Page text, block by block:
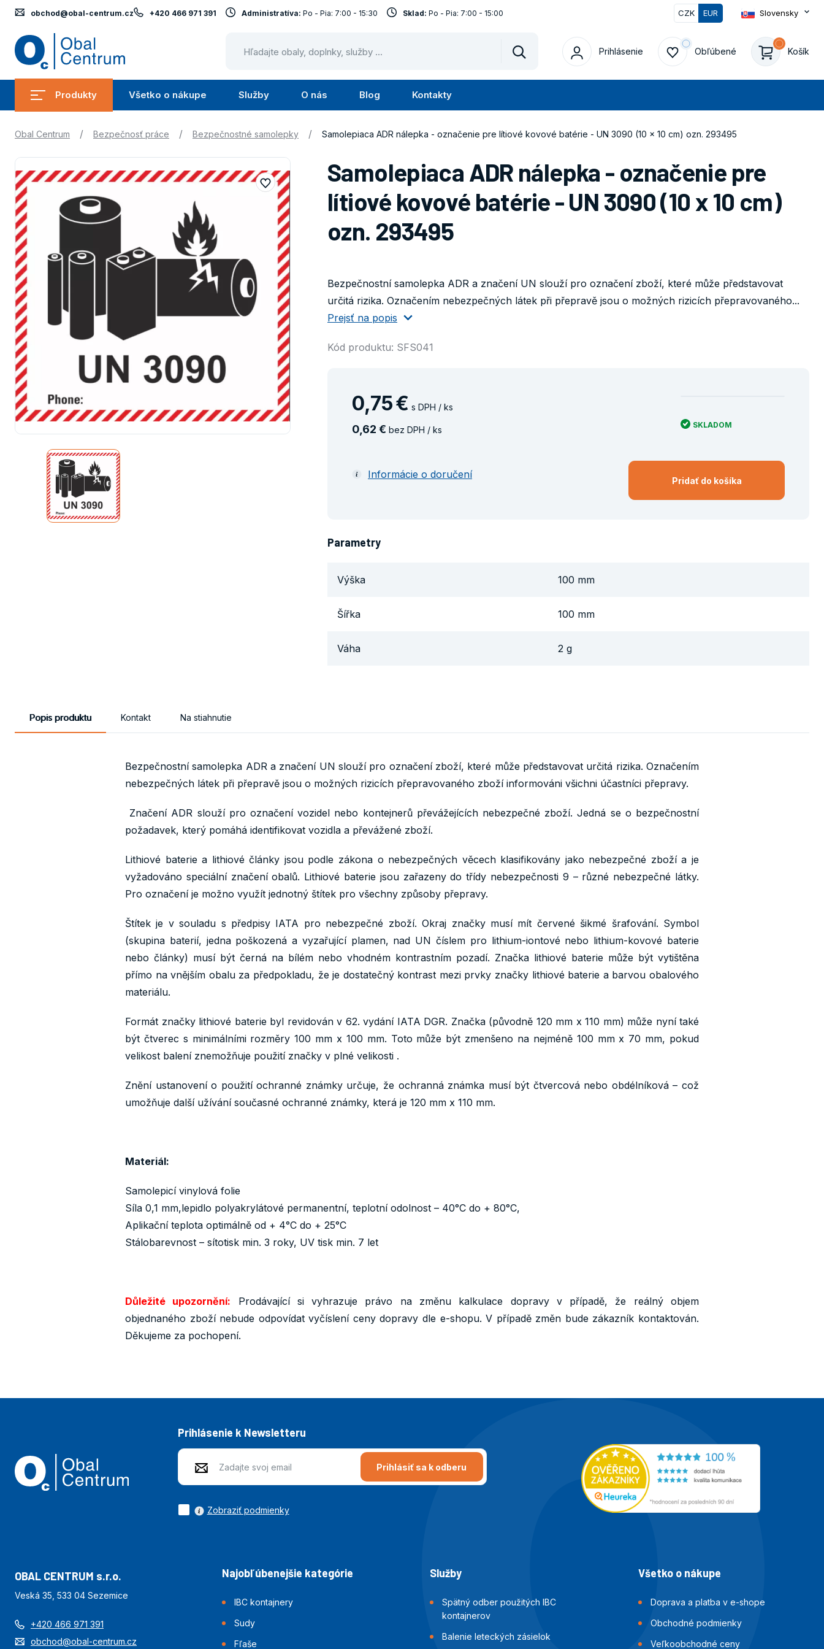
CZK EUR Slovensky
Vyhledat
Prihlásenie Obľúbené Košík
Produkty
Submenu
Produkty
Všetko o nákupe
Submenu
Všetko
Služby
Submenu
Služby
O nás
Submenu
O
Blog Kontakty
obchod@obal-centrum.cz +420 466 971 391 Administratíva: Po - Pia: 7:00 - 15:30 Sklad: Po - Pia: 7:00 - 15:00
Obal Centrum / Bezpečnosť práce / Bezpečnostné samolepky / Samolepiaca ADR nálepka - označenie pre lítiové kovové batérie - UN 3090 (10 x 10 cm) ozn. 293495
Samolepiaca ADR nálepka - označenie pre
lítiové kovové batérie - UN 3090 (10 x 10 cm)
ozn. 293495
Bezpečnostní samolepka ADR a značení UN slouží pro označení zboží, které může představovat
určitá rizika. Označením nebezpečných látek při přepravě jsou o možných rizicích přepravovaného...
Prejsť na popis
Kód produktu: SFS041
0,75€ s DPH / ks
0 62 € bez DPH / ks SKLADOM
Informácie o doručení Pridať do košíka
Parametry
Výška 100 mm
Šířka 100 mm
Váha 2 g
Popis produktu Kontakt Na stiahnutie
Bezpečnostní samolepka ADR a značení UN slouží pro označení zboží, které může představovat určitá rizika. Označením
nebezpečných látek při přepravě jsou o možných rizicích přepravovaného zboží informováni všichni účastníci přepravy.
Značení ADR slouží pro označení vozidel nebo kontejnerů převážejících nebezpečné zboží. Jedná se o bezpečnostní
požadavek, který pomáhá identifikovat vozidla a převážené zboží.
Lithiové baterie a lithiové články jsou podle zákona o nebezpečných věcech klasifikovány jako nebezpečné zboží a je
vyžadováno speciální značení obalů. Lithiové baterie jsou zařazeny do třídy nebezpečnosti 9 – různé nebezpečné látky.
Pro označení je možno využít jednotný štítek pro všechny způsoby přepravy.
Štítek je v souladu s předpisy IATA pro nebezpečné zboží. Okraj značky musí mít červené šikmé šrafování. Symbol
(skupina baterií, jedna poškozená a vyzařující plamen, nad UN číslem pro lithium-iontové nebo lithium-kovové baterie
nebo články) musí být černá na bílém nebo vhodném kontrastním pozadí. Značka lithiové baterie může být vytištěna
přímo na vnějším obalu za předpokladu, že je dostatečný kontrast mezi prvky značky lithiové baterie a barvou obalového
materiálu.
Formát značky lithiové baterie byl revidován v 62. vydání IATA DGR. Značka (původně 120 mm x 110 mm) může nyní také
být čtverec s minimálními rozměry 100 mm x 100 mm. Toto může být zmenšeno na nejméně 100 mm x 70 mm, pokud
velikost balení znemožňuje použití značky v plné velikosti .
Znění ustanovení o použití ochranné známky určuje, že ochranná známka musí být čtvercová nebo obdélníková – což
umožňuje další užívání současné ochranné známky, která je 120 mm x 110 mm.
Materiál:
Samolepicí vinylová folie
Síla 0,1 mm,lepidlo polyakrylátové permanentní, teplotní odolnost – 40°C do + 80°C,
Aplikační teplota optimálně od + 4°C do + 25°C
Stálobarevnost – sítotisk min. 3 roky, UV tisk min. 7 let
Důležité upozornění: Prodávající si vyhrazuje právo na změnu kalkulace dopravy v případě, že reálný objem
objednaného zboží nebude odpovídat vyčíslení ceny dopravy dle e-shopu. V případě změn bude zákazník kontaktován.
Děkujeme za pochopení.
Prihlásenie k Newsletteru
Prihlásiť sa k odberu
Zobraziť podmienky
OBAL CENTRUM s.r.o.
Veská 35, 533 04 Sezemice
+420 466 971 391
obchod@obal-centrum.cz
Najobľúbenejšie kategórie
IBC kontajnery
Sudy
Fľaše
Služby
Spätný odber použitých IBC
kontajnerov
Balenie leteckých zásielok
Všetko o nákupe
Doprava a platba v e-shope
Obchodné podmienky
Veľkoobchodné ceny